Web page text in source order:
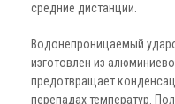
средние дистанции.
Водонепроницаемый
изготовлен из
предотвращает
перепадах температур.